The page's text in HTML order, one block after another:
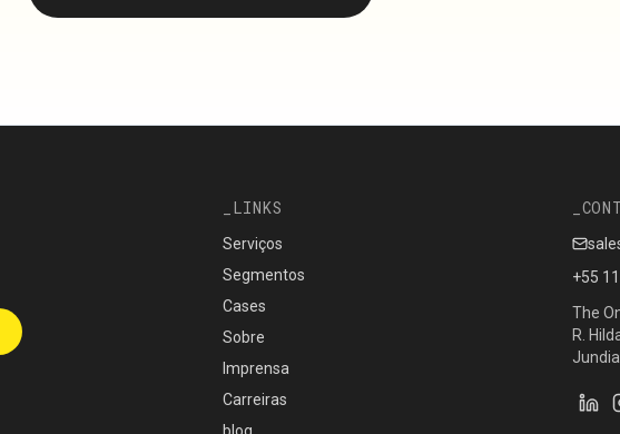
LINKS
Serviços
Segmentos
Cases
Sobre
Imprensa
Carreiras
+55
The
R.